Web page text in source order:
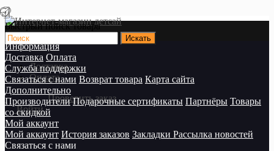
Быстрый поиск товара
Доставка
Оплата
Проверить заказ
Войти
Информация
Доставка Оплата
Служба поддержки
Связаться с нами Возврат товара Карта сайта
Дополнительно
Производители Подарочные сертификаты Партнёры Товары
со скидкой
Мой аккаунт
Мой аккаунт История заказов Закладки Рассылка новостей
Связаться с нами